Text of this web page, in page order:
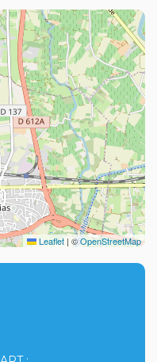
Leaflet | ©OpenStreetMap